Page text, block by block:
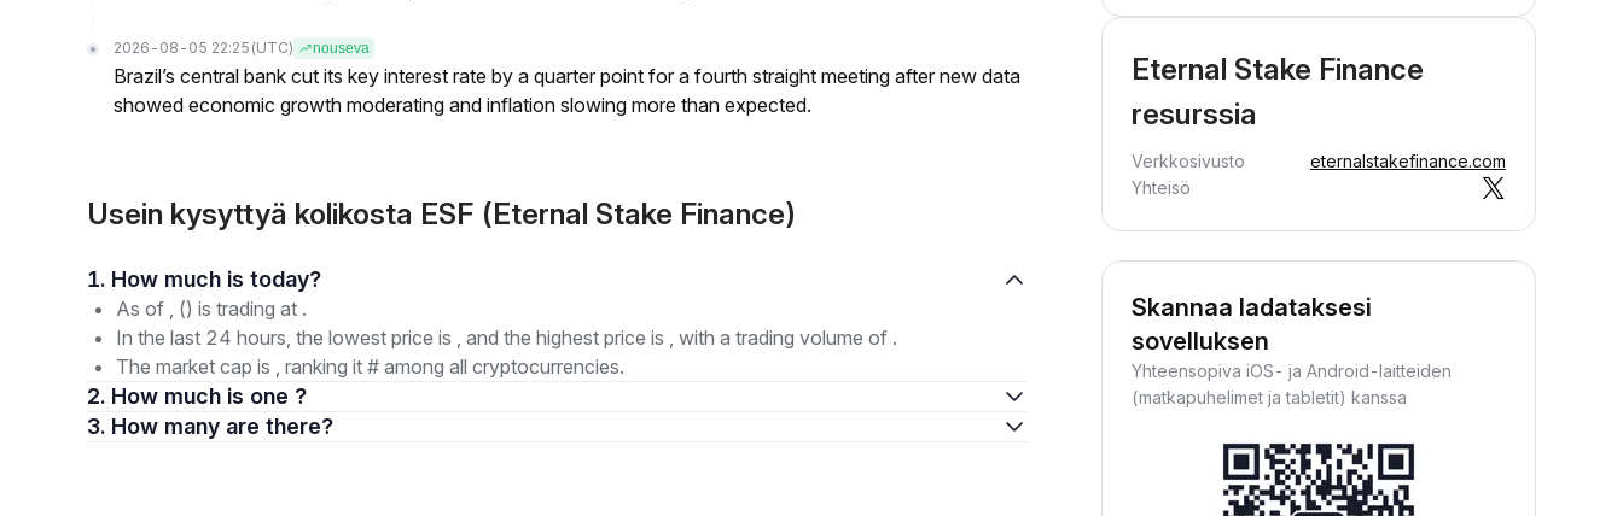
2026-08-05 22:25 (UTC) nouseva
Brazil’s central bank cut its key interest rate by a quarter point for a fourth straight meeting after new data
showed economic growth moderating and inflation slowing more than expected.
Usein kysyttyä kolikosta ESF (Eternal Stake Finance)
1. How much is today?
As of , () is trading at .
In the last 24 hours, the lowest price is , and the highest price is , with a trading volume of .
The market cap is , ranking it # among all cryptocurrencies.
2. How much is one ?
3. How many are there?
Eternal Stake Finance
resurssia
Verkkosivusto
eternalstakefinance.com
Yhteisö
Skannaa ladataksesi
sovelluksen
Yhteensopiva iOS- ja Android-laitteiden
(matkapuhelimet ja tabletit) kanssa